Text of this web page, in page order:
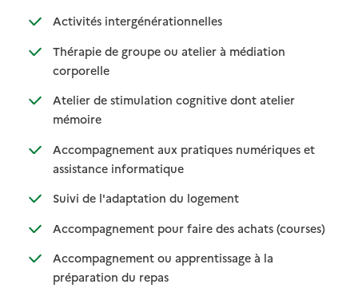
Activités intergénérationnelles: disponible
: non disponible
Thérapie de groupe ou atelier à médiation
corporelle: disponible
: non disponible
Atelier de stimulation cognitive dont atelier
mémoire
: disponible
: non disponible
Accompagnement aux pratiques numériques et
assistance informatique: disponible
: non disponible
Suivi de l'adaptation du logement: disponible
: non disponible
Accompagnement pour faire des achats (courses)
:
: non
Accompagnement ou apprentissage à la
préparation du repas: disponible
: non disponible